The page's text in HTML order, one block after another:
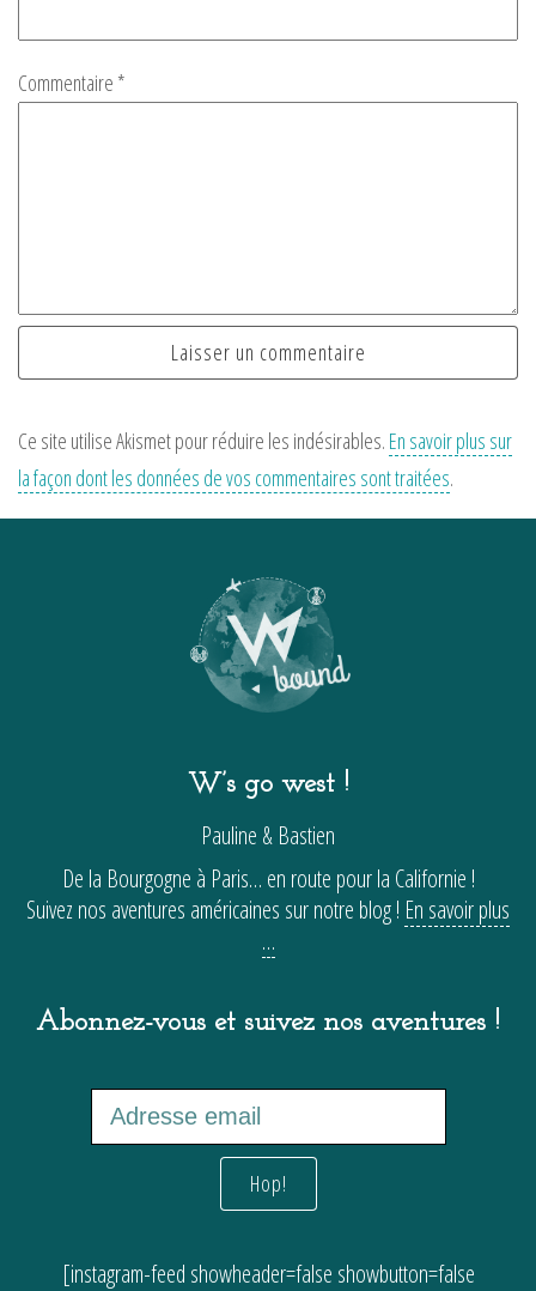
Commentaire *
Ce site utilise Akismet pour réduire les indésirables. En savoir plus sur
la façon dont les données de vos commentaires sont traitées.
W’s go west !
Pauline & Bastien
De la Bourgogne à Paris… en route pour la Californie !
Suivez nos aventures américaines sur notre blog ! En savoir plus
…
Abonnez-vous et suivez nos aventures !
[instagram-feed showheader=false showbutton=false